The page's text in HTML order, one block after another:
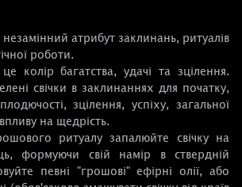
незамінний атрибут заклинань, ритуалів
роботи.
колір багатства, удачі та зцілення.
свічки в заклинаннях для початку,
зцілення, успіху, загальної
на щедрість.
ритуалу запалюйте свічку на
формуючи свій намір в ствердній
певні "грошові" ефірні олії, або